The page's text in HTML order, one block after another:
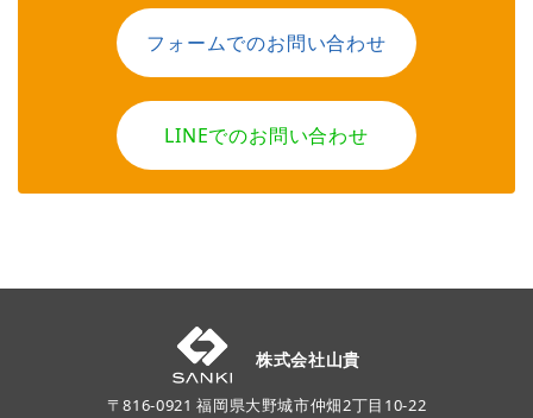
フォームでのお問い合わせ
LINEでのお問い合わせ
株式会社山貴
〒816-0921 福岡県大野城市仲畑2丁目10-22